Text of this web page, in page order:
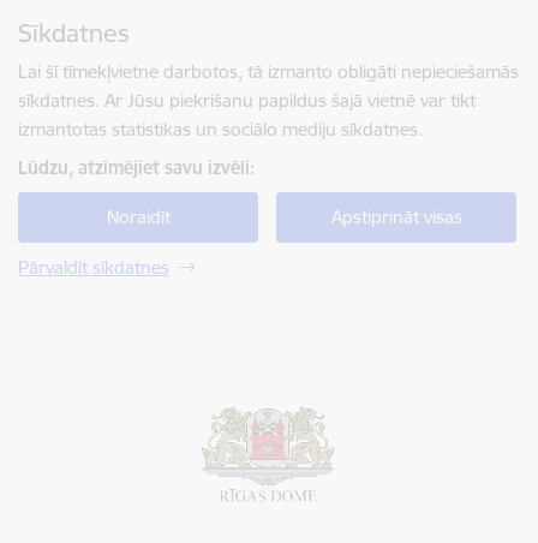
Sīkdatnes
Lai šī tīmekļvietne darbotos, tā izmanto obligāti nepieciešamās
sīkdatnes. Ar Jūsu piekrišanu papildus šajā vietnē var tikt
izmantotas statistikas un sociālo mediju sīkdatnes.
Lūdzu, atzīmējiet savu izvēli:
Noraidīt Apstiprināt visas
Pārvaldīt sīkdatnes